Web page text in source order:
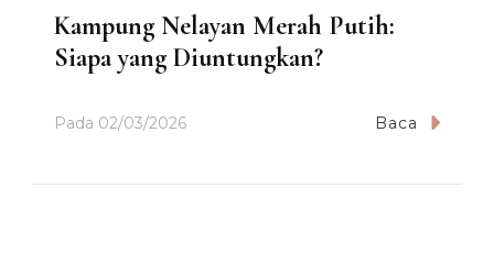
Kampung Nelayan Merah Putih:
Siapa yang Diuntungkan?
Pada 02/03/2026 Baca